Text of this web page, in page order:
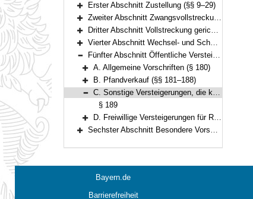
Bereich erweitern
Erster Abschnitt Zustellung (§§ 9–29)
Bereich erweitern
Zweiter Abschnitt Zwangsvollstreckung nach den Vorschriften der ZPO (§§ 30–155)
Bereich erweitern
Dritter Abschnitt Vollstreckung gerichtlicher Anordnungen nach dem Gesetz über das Verfahren in Familiensachen und in den Angelegenheiten der freiwilligen Gerichtsbarkeit (§ 156)
Bereich erweitern
Vierter Abschnitt Wechsel- und Scheckprotest (§§ 157–179)
Bereich reduzieren
Fünfter Abschnitt Öffentliche Versteigerung und freihändiger Verkauf außerhalb der Zwangsvollstreckung (§§ 180–195)
Bereich erweitern
A. Allgemeine Vorschriften (§ 180)
Bereich erweitern
B. Pfandverkauf (§§ 181–188)
Bereich reduzieren
C. Sonstige Versteigerungen, die kraft gesetzlicher Ermächtigung für einen anderen erfolgen (§ 189)
§ 189
Bereich erweitern
D. Freiwillige Versteigerungen für Rechnung des Auftraggebers (§§ 190–195)
Sechster Abschnitt Besondere Vorschriften über die Beitreibung nach dem Justizbeitreibungsgesetz und im Verwaltungsvollstreckungsverfahren (§§ 196–199)
Bayern.de
Barrierefreiheit